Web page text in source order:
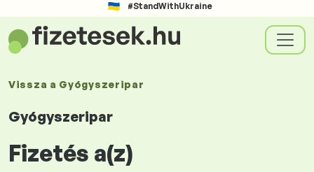
#StandWithUkraine
Vissza a Gyógyszeripar
Gyógyszeripar
Fizetés a(z)